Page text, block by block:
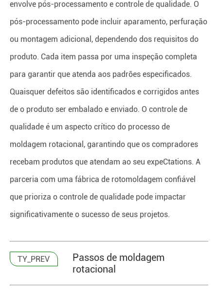
envolve pós-processamento e controle de qualidade. O
pós-processamento pode incluir aparamento, perfuração
ou montagem adicional, dependendo dos requisitos do
produto. Cada item passa por uma inspeção completa
para garantir que atenda aos padrões especificados.
Quaisquer defeitos são identificados e corrigidos antes
de o produto ser embalado e enviado. O controle de
qualidade é um aspecto crítico do processo de
moldagem rotacional, garantindo que os compradores
recebam produtos que atendam ao seu expeCtations. A
parceria com uma fábrica de rotomoldagem confiável
que prioriza o controle de qualidade pode impactar
significativamente o sucesso de seus projetos.
TY_PREV
Passos de moldagem
rotacional